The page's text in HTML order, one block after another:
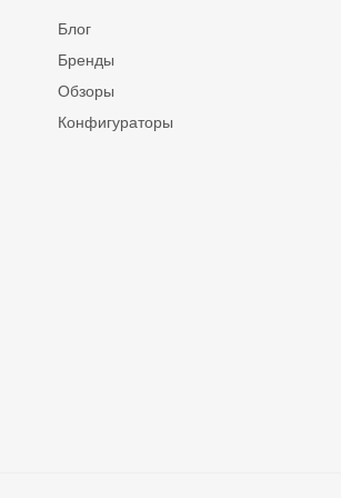
Блог
Бренды
Обзоры
Конфигураторы